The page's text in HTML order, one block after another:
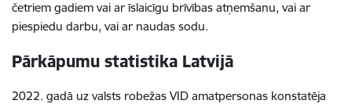
četriem gadiem vai ar īslaicīgu brīvības atņemšanu, vai ar
piespiedu darbu, vai ar naudas sodu.
Pārkāpumu statistika Latvijā
2022. gadā uz valsts robežas VID amatpersonas konstatēja